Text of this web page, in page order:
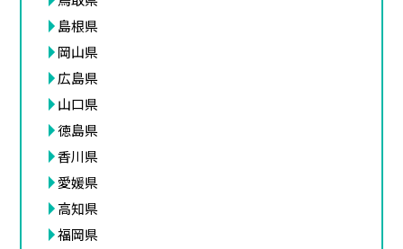
島根県
岡山県
広島県
山口県
徳島県
香川県
愛媛県
高知県
福岡県